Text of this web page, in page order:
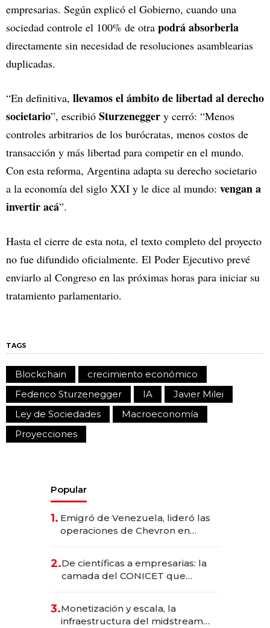
empresarias. Según explicó el Gobierno, cuando una
sociedad controle el 100% de otra podrá absorberla
directamente sin necesidad de resoluciones asamblearias
duplicadas.
“En definitiva, llevamos el ámbito de libertad al derecho
societario”, escribió Sturzenegger y cerró: “Menos
controles arbitrarios de los burócratas, menos costos de
transacción y más libertad para competir en el mundo.
Con esta reforma, Argentina adapta su derecho societario
a la economía del siglo XXI y le dice al mundo: vengan a
invertir acá”.
Hasta el cierre de esta nota, el texto completo del proyecto
no fue difundido oficialmente. El Poder Ejecutivo prevé
enviarlo al Congreso en las próximas horas para iniciar su
tratamiento parlamentario.
TAGS
Blockchain
crecimiento económico
Federico Sturzenegger
IA
Javier Milei
Ley de Sociedades
Macroeconomía
Proyecciones
Popular
1. Emigró de Venezuela, lideró las
operaciones de Chevron en
2.De científicas a empresarias: la
camada del CONICET que
3.Monetización y escala, la
infraestructura del midstream